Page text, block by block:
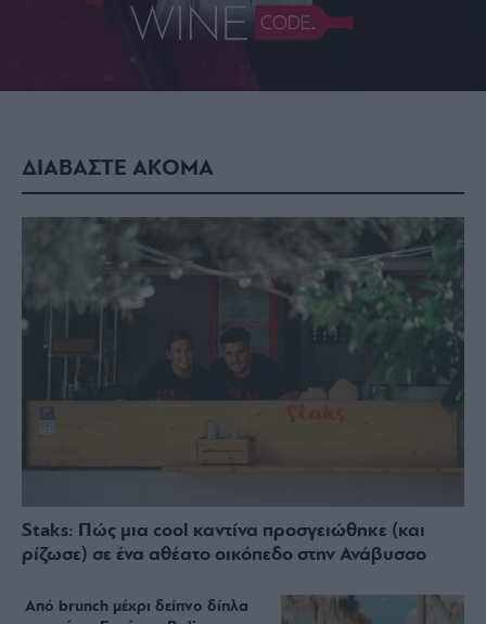
ΔΙΑΒΑΣΤΕ ΑΚΟΜΑ
Staks: Πώς μια cool καντίνα προσγειώθηκε (και
ρίζωσε) σε ένα αθέατο οικόπεδο στην Ανάβυσσο
Από brunch μέχρι δείπνο δίπλα